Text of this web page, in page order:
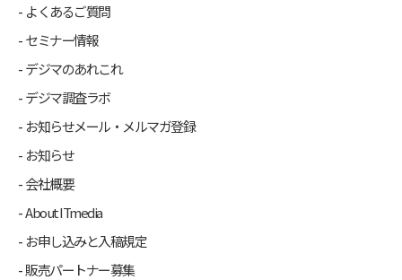
よくあるご質問
セミナー情報
デジマのあれこれ
デジマ調査ラボ
お知らせメール・メルマガ登録
お知らせ
会社概要
About ITmedia
お申し込みと入稿規定
販売パートナー募集